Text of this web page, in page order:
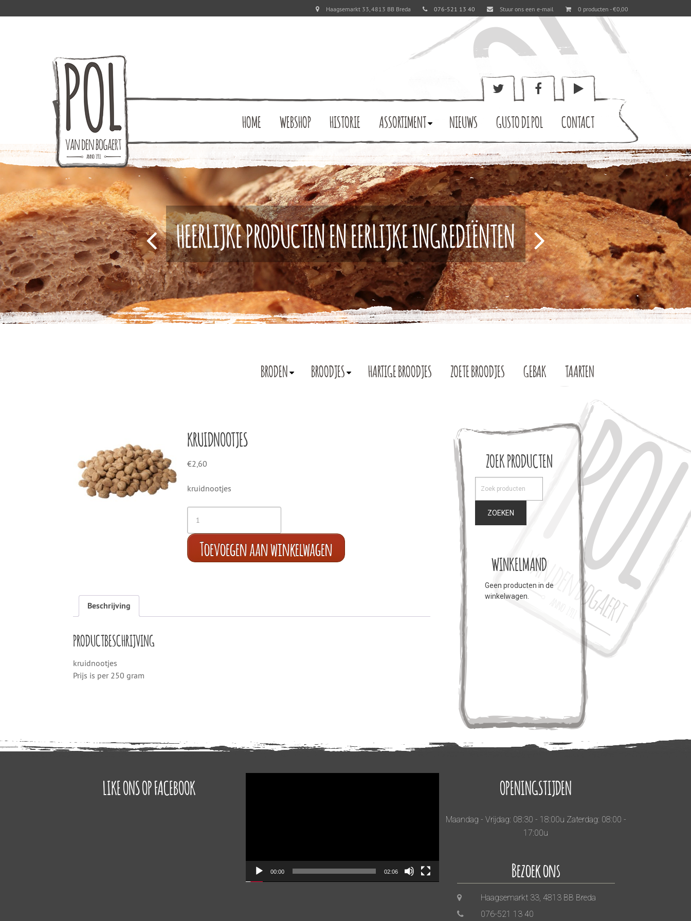
Haagsemarkt 33, 4813 BB Breda 076-521 13 40 Stuur ons een e-mail 0 producten -€0,00
HEERLIJKE PRODUCTEN EN EERLIJKE INGREDIËNTEN
HOME WEBSHOP HISTORIE ASSORTIMENT NIEUWS GUSTO DI POL CONTACT
BRODEN BROODJES HARTIGE BROODJES ZOETE BROODJES GEBAK TAARTEN
KRUIDNOOTJES
€2,60
kruidnootjes
Toevoegen aan winkelwagen
Beschrijving
PRODUCTBESCHRIJVING
kruidnootjes
Prijs is per 250 gram
ZOEK PRODUCTEN
ZOEKEN
WINKELMAND
Geen producten in de
winkelwagen.
LIKE ONS OP FACEBOOK
00:00 02:06
OPENINGSTIJDEN
Maandag - Vrijdag: 08:30 - 18:00u Zaterdag: 08:00 -
17:00u
Bezoek ons
Haagsemarkt 33, 4813 BB Breda
076-521 13 40